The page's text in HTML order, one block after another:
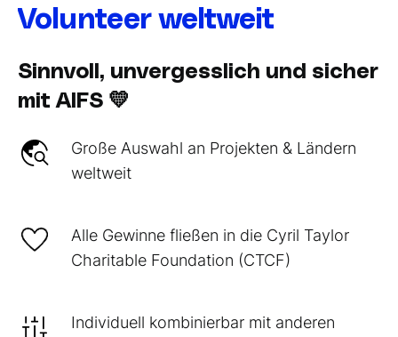
Volunteer weltweit
Sinnvoll, unvergesslich und sicher
mit AIFS 💛
Große Auswahl an Projekten & Ländern
weltweit
Alle Gewinne fließen in die Cyril Taylor
Charitable Foundation (CTCF)
Individuell kombinierbar mit anderen